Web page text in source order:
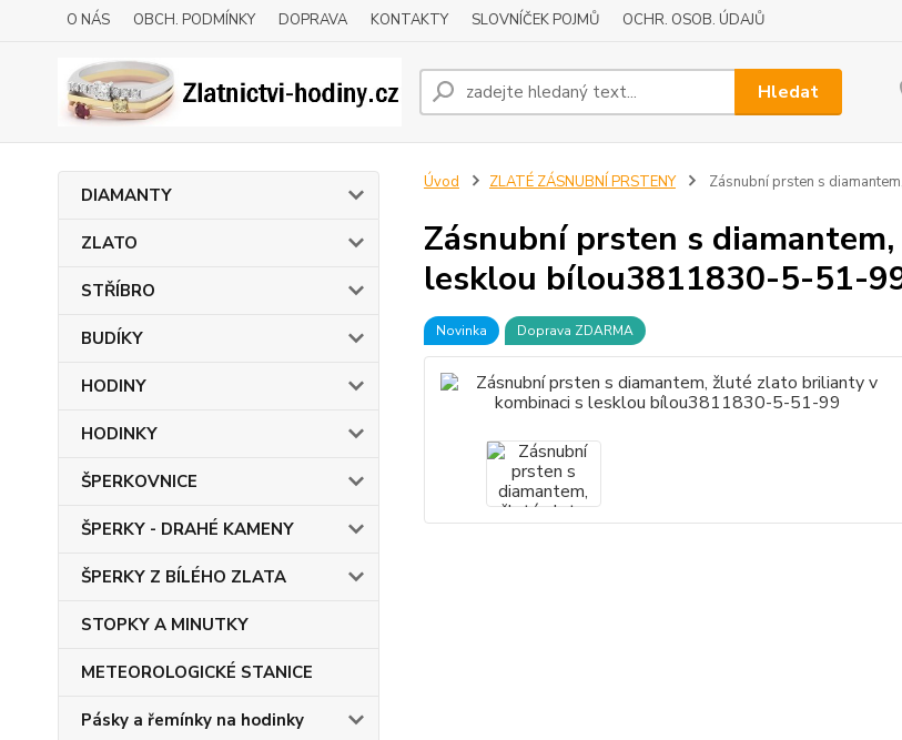
O NÁS OBCH. PODMÍNKY DOPRAVA KONTAKTY SLOVNÍČEK POJMŮ OCHR. OSOB. ÚDAJŮ
Hledat
DIAMANTY
ZLATO
STŘÍBRO
BUDÍKY
HODINY
HODINKY
ŠPERKOVNICE
ŠPERKY - DRAHÉ KAMENY
ŠPERKY Z BÍLÉHO ZLATA
STOPKY A MINUTKY
METEOROLOGICKÉ STANICE
Pásky a řemínky na hodinky
Úvod ZLATÉ ZÁSNUBNÍ PRSTENY Zásnubní prsten s
Zásnubní prsten s
lesklou bílou3811830-5-51-
Novinka Doprava ZDARMA